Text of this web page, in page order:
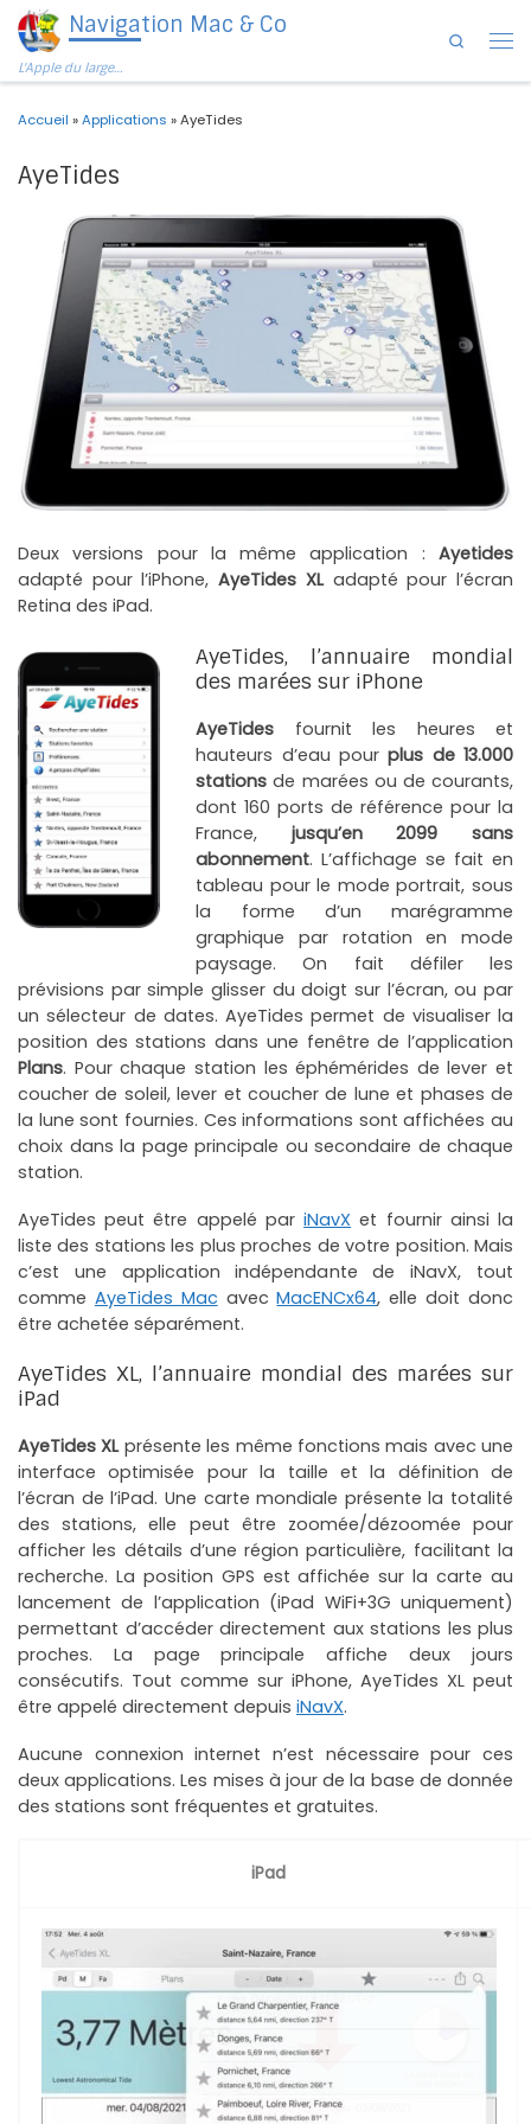
Passer au contenu
Navigation Mac & Co
L'Apple du large…
Search
Accueil »Applications »AyeTides
AyeTides
Deux versions pour la même application : Ayetides
adapté pour l’iPhone,AyeTides XLadapté pour l’écran
Retina des iPad.
AyeTides, l’annuaire mondial
des marées sur iPhone
AyeTides fournit les heures et
hauteurs d’eau pourplus de 13.000
stations de marées ou de courants,
dont 160 ports de référence pour la
France, jusqu’en 2099
sans
abonnement. L’affichage se fait en
tableau pour le mode portrait, sous
la forme d’un marégramme
graphique par rotation en mode
paysage. On fait défiler les
prévisions par simple glisser du doigt sur l’écran, ou par
un sélecteur de dates. AyeTides permet de visualiser la
position des stations dans une fenêtre de l’application
Plans. Pour chaque station les éphémérides de lever et
coucher de soleil, lever et coucher de lune et phases de
la lune sont fournies. Ces informations sont affichées au
choix dans la page principale ou secondaire de chaque
station.
AyeTides peut être appelé pariNavX et fournir ainsi la
liste des stations les plus proches de votre position. Mais
c’est une application indépendante de iNavX, tout
comme AyeTides Mac avec MacENCx64, elle doit donc
être achetée séparément.
AyeTides XL, l’annuaire mondial des marées sur
iPad
AyeTides XLprésente les même fonctions mais avec une
interface optimisée pour la taille et la définition de
l’écran de l’iPad. Une carte mondiale présente la totalité
des stations, elle peut être zoomée/dézoomée pour
afficher les détails d’une région particulière, facilitant la
recherche. La position GPS est affichée sur la carte au
lancement de l’application (iPad WiFi+3G uniquement)
permettant d’accéder directement aux stations les plus
proches. La page principale affiche deux jours
consécutifs. Tout comme sur iPhone, AyeTides XL peut
être appelé directement depuis iNavX.
Aucune connexion internet n’est nécessaire pour ces
deux applications. Les mises à jour de la base de donnée
des stations sont fréquentes et gratuites.
iPad